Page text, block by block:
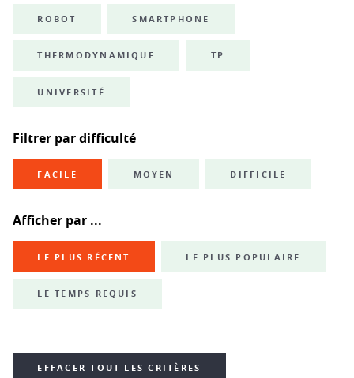
ROBOT SMARTPHONE
THERMODYNAMIQUE TP
UNIVERSITÉ
Filtrer par difficulté
FACILE MOYEN DIFFICILE
Afficher par ...
LE PLUS RÉCENT LE PLUS POPULAIRE
LE TEMPS REQUIS
EFFACER TOUT LES CRITÈRES